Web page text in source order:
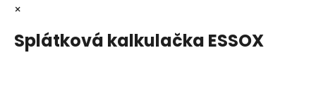
×
Splátková kalkulačka ESSOX